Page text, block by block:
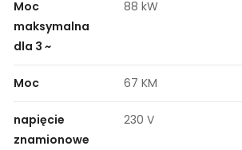
Moc
maksymalna
dla 3 ~
88 kW
Moc 67 KM
napięcie
znamionowe
230 V